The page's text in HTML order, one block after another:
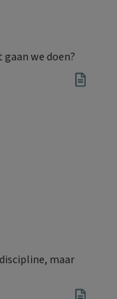
we doen?
maar